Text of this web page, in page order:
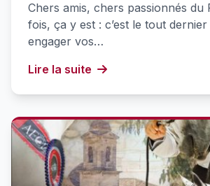
Chers amis, chers passionnés du
fois, ça y est : c’est le tout
engager vos…
Lire la suite